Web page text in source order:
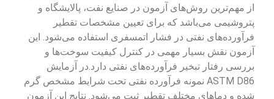
از مهم‌ترین روش‌های آزمون در صنایع نفت، پالایشگاه و
پتروشیمی می‌باشد که برای تعیین مشخصات تقطیر
فرآورده‌های نفتی در فشار اتمسفری استفاده می‌شود. این
آزمون نقش بسیار مهمی در کنترل کیفیت سوخت‌ها و
بررسی رفتار تبخیر فرآورده‌های نفتی دارد.در آزمایش
ASTM D86 نمونه فرآورده نفتی تحت شرایط مشخص گرم
شده و دماهای مختلف تقطیر ثبت می‌شود. نتایج این آزمون